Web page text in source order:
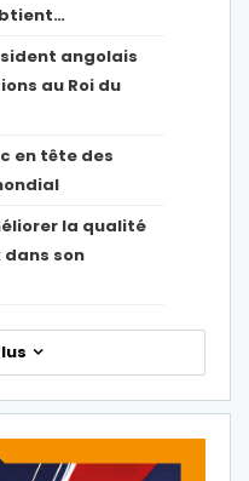
angolais
au Roi du
en tête des
la qualité
dans son